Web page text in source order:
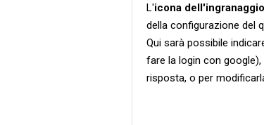
L'icona dell'ingranaggio
della configurazione del
Qui sarà possibile
fare la login con
risposta, o per